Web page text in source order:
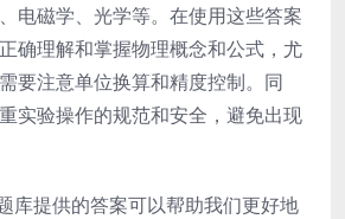
电磁学、光学等。在使用这些答案
确理解和掌握物理概念和公式，尤
要注意单位换算和精度控制。同
实验操作的规范和安全，避免出现
库提供的答案可以帮助我们更好地